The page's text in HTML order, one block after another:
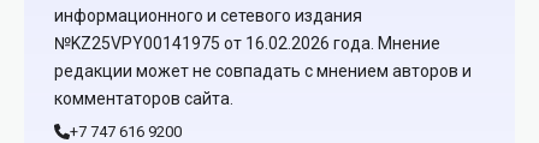
информационного и сетевого издания
№KZ25VPY00141975 от 16.02.2026 года. Мнение
редакции может не совпадать с мнением авторов и
комментаторов сайта.
+7 747 616 9200